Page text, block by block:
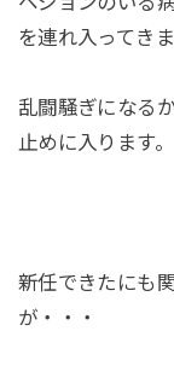
を連れ入ってきま
乱闘騒ぎになる
止めに入ります。
新任できたにも
が・・・